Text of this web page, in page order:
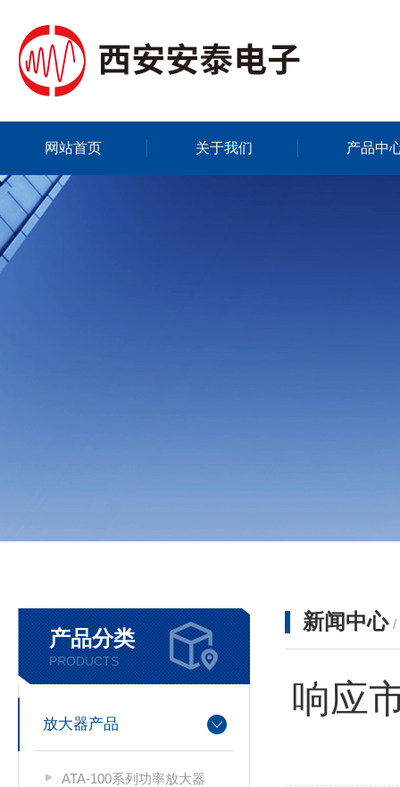
网站首页 关于我们 产品中
产品分类
PRODUCTS
放大器产品
ATA-100系列功率放大器
新闻中心 /
响应